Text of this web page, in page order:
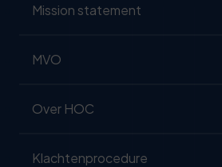
Mission statement
MVO
Over HOC
Klachtenprocedure